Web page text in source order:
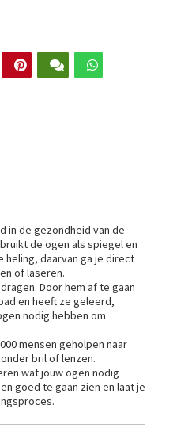
in de gezondheid van de
de ogen als spiegel en
heling, daarvan ga je direct
of laseren.
Door hem af te gaan
en heeft ze geleerd,
nodig hebben om
mensen geholpen naar
bril of lenzen.
wat jouw ogen nodig
goed te gaan zien en laat je